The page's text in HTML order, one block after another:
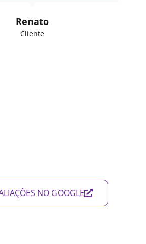
Renato
Cliente
NO GOOGLE